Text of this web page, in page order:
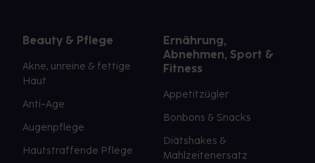
Beauty & Pflege
Akne, unreine & fettige
Haut
Anti-Age
Augenpflege
Hautstraffende Pflege
Ernährung,
Abnehmen, Sport &
Fitness
Appetitzügler
Bonbons & Snacks
Diätshakes &
Mahlzeitenersatz